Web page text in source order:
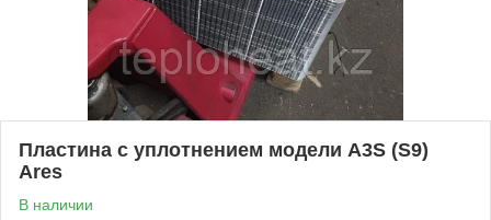
Пластина с уплотнением модели A3S (S9)
Ares
В наличии